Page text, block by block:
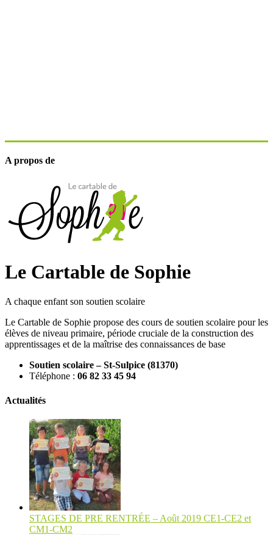
A propos de
Le Cartable de Sophie
A chaque enfant son soutien scolaire
Le Cartable de Sophie propose des cours de soutien scolaire pour les
élèves de niveau primaire, période cruciale de la construction des
apprentissages et de la maîtrise des connaissances de base
Soutien scolaire – St-Sulpice (81370)
Téléphone : 06 82 33 45 94
Actualités
STAGES DE PRE RENTRÉE – Août 2019 CE1-CE2 et
CM1-CM2